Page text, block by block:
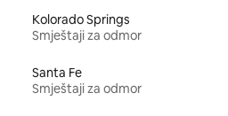
Kolorado Springs
Smještaji za odmor
Santa Fe
Smještaji za odmor